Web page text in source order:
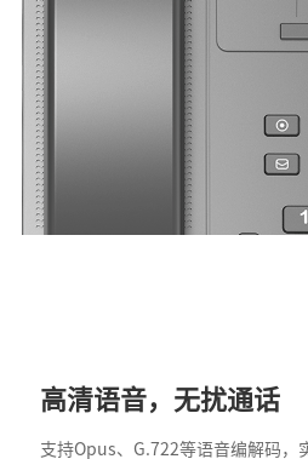
高清语音，无扰通话
支持Opus、G.722等语音编解码，